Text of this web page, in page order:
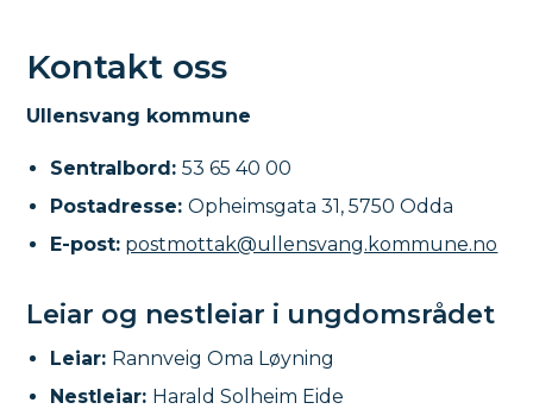
Kontakt oss
Ullensvang kommune
Sentralbord:53 65 40 00
Postadresse:Opheimsgata 31, 5750 Odda
E-post: postmottak@ullensvang.kommune.no
Leiar og nestleiar i ungdomsrådet
Leiar: Rannveig Oma Løyning
Nestleiar: Harald Solheim Eide